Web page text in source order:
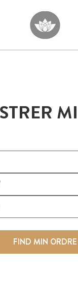
FIND MIN ORDRE